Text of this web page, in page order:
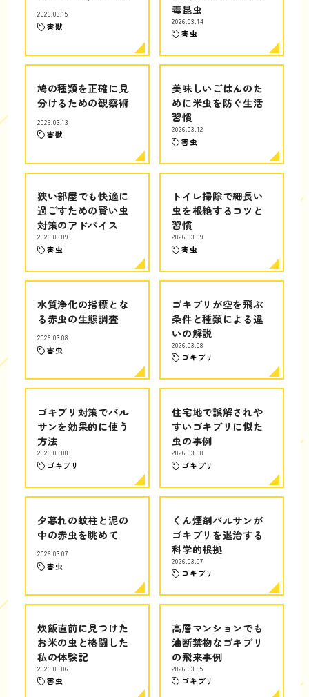
2026.03.15
害獣
毒昆虫
2026.03.14
害虫
鳩の種類を正確に見
分けるための観察術
2026.03.13
害獣
美味しいごはんのた
めに米虫を防ぐ生活
習慣
2026.03.12
害虫
狭い部屋でも快適に
過ごすための賢い虫
対策のアドバイス
2026.03.09
害虫
トイレ掃除で細長い
虫を根絶するコツと
習慣
2026.03.09
害虫
水質浄化の指標とな
る赤虫の生態調査
2026.03.08
害虫
ゴキブリが空を飛ぶ
条件と種類による違
いの解説
2026.03.08
ゴキブリ
ゴキブリ対策でバル
サンを効果的に使う
方法
2026.03.08
ゴキブリ
住宅地で誤解されや
すいゴキブリに似た
虫の事例
2026.03.08
ゴキブリ
夕暮れの蚊柱と泥の
中の赤虫を眺めて
2026.03.07
害虫
くん煙剤バルサンが
ゴキブリを退治する
科学的根拠
2026.03.07
ゴキブリ
炊飯直前に見つけた
お米の虫と格闘した
私の体験記
2026.03.06
害虫
高層マンションでも
油断禁物なゴキブリ
の飛来事例
2026.03.05
ゴキブリ